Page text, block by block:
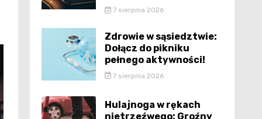
7 sierpnia 2026
Zdrowie w sąsiedztwie:
Dołącz do pikniku
pełnego aktywności!
7 sierpnia 2026
Hulajnoga w rękach
nietrzeźwego: Groźny